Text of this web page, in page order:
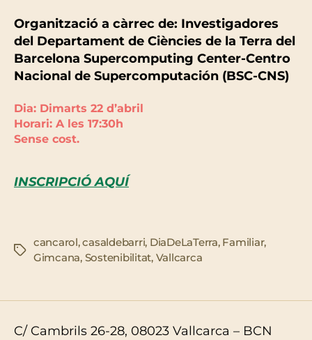
Organització a càrrec de: Investigadores
del Departament de Ciències de la Terra del
Barcelona Supercomputing Center-Centro
Nacional de Supercomputación (BSC-CNS)
Dia: Dimarts 22 d’abril
Horari: A les 17:30h
Sense cost.
INSCRIPCIÓ AQUÍ
Etiquetes
cancarol,casaldebarri, DiaDeLaTerra, Familiar,
Gimcana, Sostenibilitat, Vallcarca
C/ Cambrils 26-28, 08023 Vallcarca – BCN